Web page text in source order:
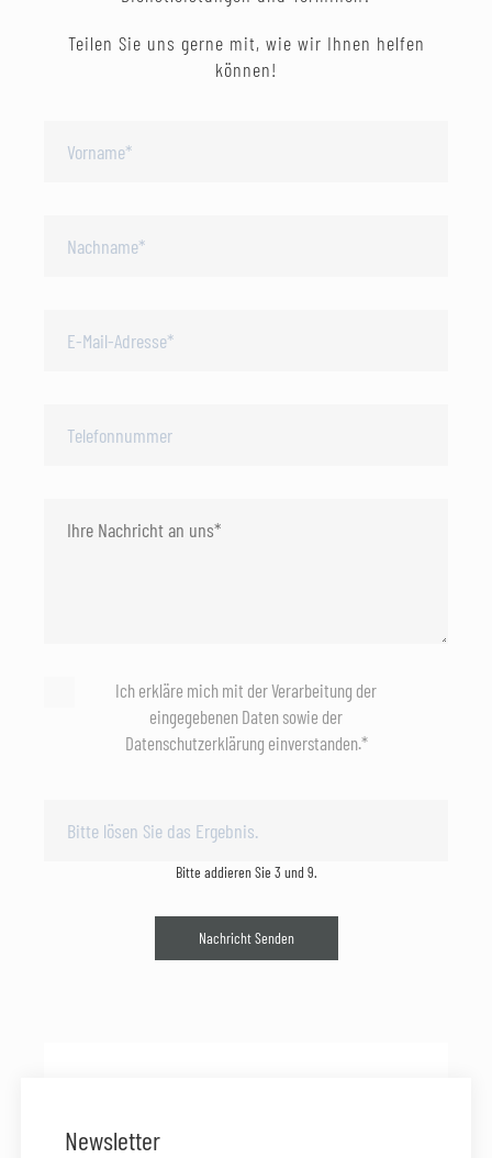
Teilen Sie uns gerne mit, wie wir Ihnen helfen
können!
Ich erkläre mich mit der Verarbeitung der
eingegebenen Daten sowie der
Datenschutzerklärung einverstanden.*
Bitte addieren Sie 3 und 9.
Nachricht Senden
Newsletter